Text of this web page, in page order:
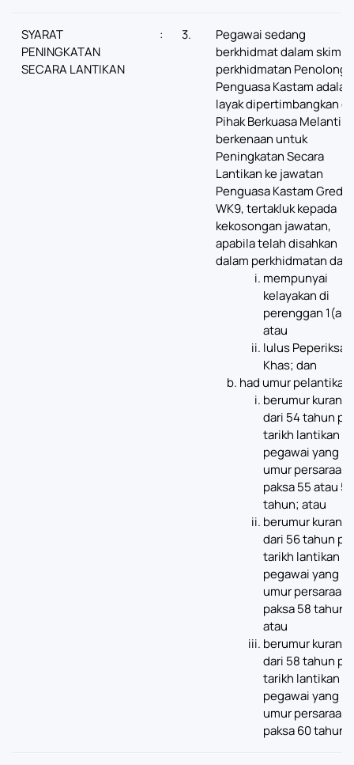
SYARAT
PENINGKATAN
SECARA LANTIKAN
: 3.
Pegawai sedang
berkhidmat dalam skim
perkhidmatan Penolong
Penguasa Kastam adalah
layak dipertimbangkan
Pihak Berkuasa Melantik
berkenaan untuk
Peningkatan Secara
Lantikan ke jawatan
Penguasa Kastam Gred
WK9, tertakluk kepada
kekosongan jawatan,
apabila telah disahkan
dalam perkhidmatan dan:
mempunyai
kelayakan di
perenggan 1(a);
atau
lulus
Khas; dan
had umur pelantikan:
berumur kurang
dari 54 tahun
tarikh lantikan
pegawai yang
umur persaraan
paksa 55 atau 56
tahun; atau
berumur kurang
dari 56 tahun
tarikh lantikan
pegawai yang
umur persaraan
paksa 58 tahun;
atau
berumur kurang
dari 58 tahun
tarikh lantikan
pegawai yang
umur persaraan
paksa 60 tahun.